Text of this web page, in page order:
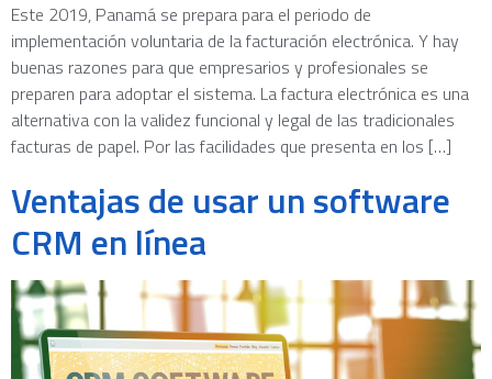
Este 2019, Panamá se prepara para el periodo de
implementación voluntaria de la facturación electrónica. Y hay
buenas razones para que empresarios y profesionales se
preparen para adoptar el sistema. La factura electrónica es una
alternativa con la validez funcional y legal de las tradicionales
facturas de papel. Por las facilidades que presenta en los […]
Ventajas de usar un software
CRM en línea